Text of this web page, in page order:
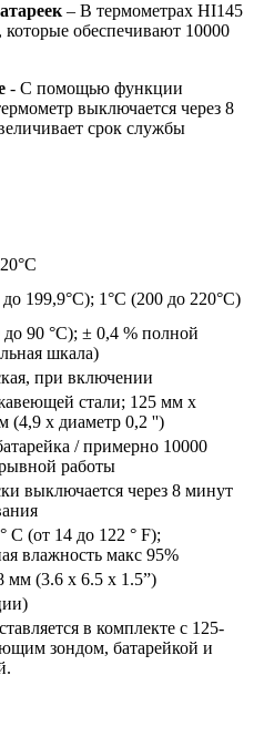
– В термометрах HI145
обеспечивают 10000
- С помощью функции
выключается через 8
срок службы
199,9°C); 1°C (200 до 220°C)
90 °С); ± 0,4 % полной
шкала)
при включении
стали; 125 мм х
(4,9 x диаметр 0,2 '')
/ примерно 10000
работы
выключается через 8 минут
C (от 14 до 122 ° F);
влажность макс 95%
мм (3.6 x 6.5 x 1.5”)
в комплекте с 125-
зондом, батарейкой и